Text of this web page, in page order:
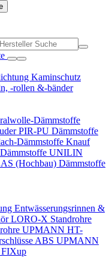
Kaminschutz
-rollen &-bänder
Dämmstoffe
PIR-PU Dämmstoffe
Dämmstoffe Knauf
UNILIN
(Hochbau) Dämmstoffe
Entwässerungsrinnen &
LORO-X Standrohre
UPMANN HT-
ABS UPMANN